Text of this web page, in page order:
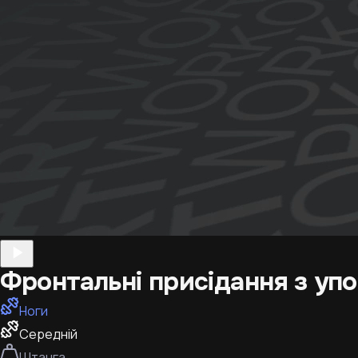
Фронтальні присідання з
Ноги
Середній